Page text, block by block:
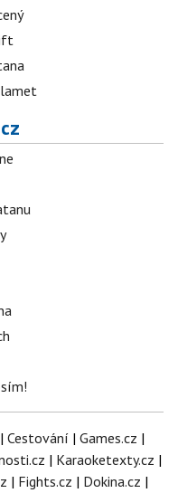
Cestování | Games.cz |
| Karaoketexty.cz |
| Fights.cz | Dokina.cz |